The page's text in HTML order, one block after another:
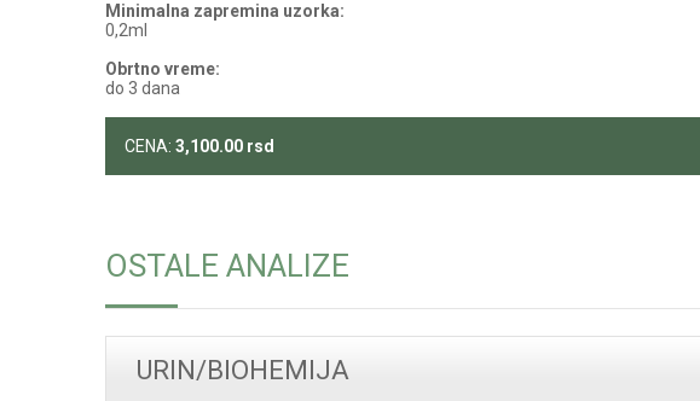
Minimalna zapremina uzorka:
0,2ml
Obrtno vreme:
do 3 dana
CENA: 3,100.00 rsd
OSTALE ANALIZE
URIN/BIOHEMIJA